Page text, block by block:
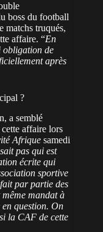
boss du football
matchs truqués,
affaire. “En
obligation de
après
?
a semblé
affaire lors
Afrique samedi
pas qui est
écrite qui
sportive
par partie des
mandat à
question. On
la CAF de cette